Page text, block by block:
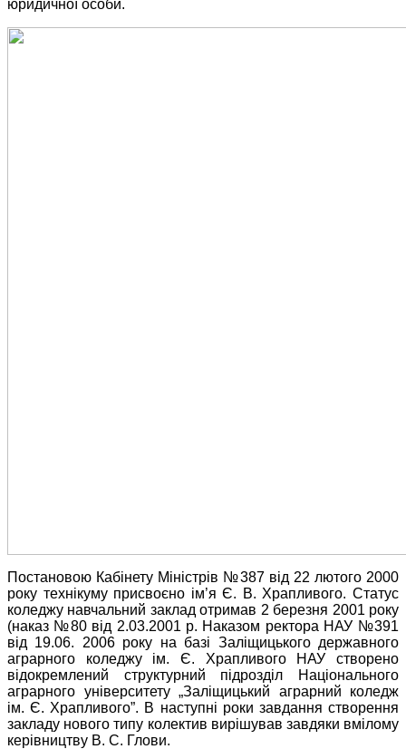
юридичної особи.
Постановою Кабінету Міністрів №387 від 22 лютого 2000
року технікуму присвоєно ім’я Є. В. Храпливого. Статус
коледжу навчальний заклад отримав 2 березня 2001 року
(наказ №80 від 2.03.2001 р. Наказом ректора НАУ №391
від 19.06. 2006 року на базі Заліщицького державного
аграрного коледжу ім. Є. Храпливого НАУ створено
відокремлений структурний підрозділ Національного
аграрного університету „Заліщицький аграрний коледж
ім. Є. Храпливого”. В наступні роки завдання створення
закладу нового типу колектив вирішував завдяки вмілому
керівництву В. С. Глови.